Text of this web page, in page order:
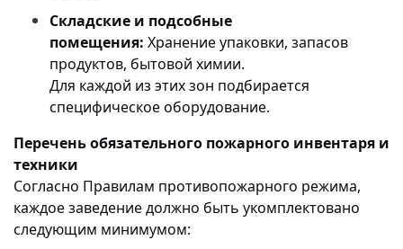
Складские и подсобные
помещения: Хранение упаковки, запасов
продуктов, бытовой химии.
Для каждой из этих зон подбирается
специфическое оборудование.
Перечень обязательного пожарного инвентаря и
техники
Согласно Правилам противопожарного режима,
каждое заведение должно быть укомплектовано
следующим минимумом: